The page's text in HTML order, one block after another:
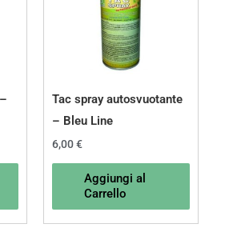
Tac spray autosvuotante
– Bleu Line
6,00€
Aggiungi al
Carrello